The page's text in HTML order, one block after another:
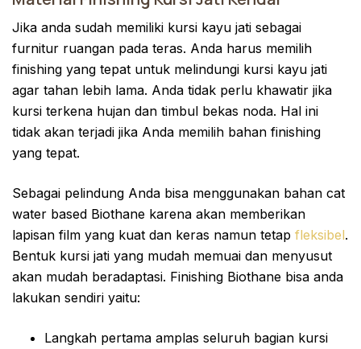
Jika anda sudah memiliki kursi kayu jati sebagai
furnitur ruangan pada teras. Anda harus memilih
finishing yang tepat untuk melindungi kursi kayu jati
agar tahan lebih lama. Anda tidak perlu khawatir jika
kursi terkena hujan dan timbul bekas noda. Hal ini
tidak akan terjadi jika Anda memilih bahan finishing
yang tepat.
Sebagai pelindung Anda bisa menggunakan bahan cat
water based Biothane karena akan memberikan
lapisan film yang kuat dan keras namun tetap fleksibel.
Bentuk kursi jati yang mudah memuai dan menyusut
akan mudah beradaptasi. Finishing Biothane bisa anda
lakukan sendiri yaitu:
Langkah pertama amplas seluruh bagian kursi